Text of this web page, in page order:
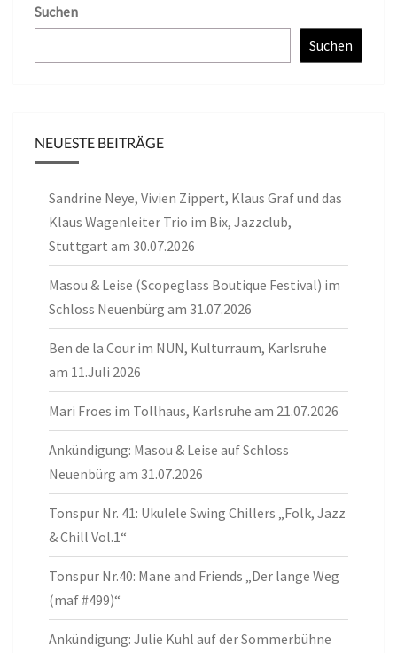
Suchen
Suchen
NEUESTE BEITRÄGE
Sandrine Neye, Vivien Zippert, Klaus Graf und das
Klaus Wagenleiter Trio im Bix, Jazzclub,
Stuttgart am 30.07.2026
Masou & Leise (Scopeglass Boutique Festival) im
Schloss Neuenbürg am 31.07.2026
Ben de la Cour im NUN, Kulturraum, Karlsruhe
am 11.Juli 2026
Mari Froes im Tollhaus, Karlsruhe am 21.07.2026
Ankündigung: Masou & Leise auf Schloss
Neuenbürg am 31.07.2026
Tonspur Nr. 41: Ukulele Swing Chillers „Folk, Jazz
& Chill Vol.1“
Tonspur Nr.40: Mane and Friends „Der lange Weg
(maf #499)“
Ankündigung: Julie Kuhl auf der Sommerbühne